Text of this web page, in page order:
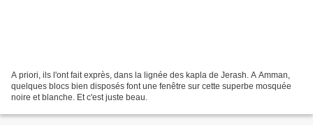
A priori, ils l'ont fait exprès, dans la lignée des kapla de Jerash. A Amman,
quelques blocs bien disposés font une fenêtre sur cette superbe mosquée
noire et blanche. Et c'est juste beau.